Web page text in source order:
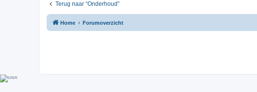
Terug naar “Onderhoud”
Home Forumoverzicht